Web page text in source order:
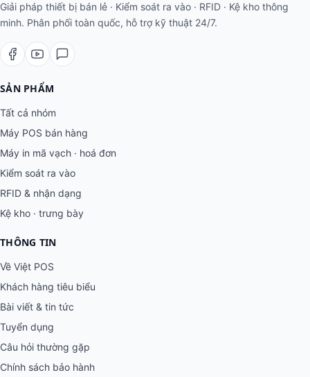
Giải pháp thiết bị bán lẻ · Kiểm soát ra vào · RFID · Kệ kho thông
minh. Phân phối toàn quốc, hỗ trợ kỹ thuật 24/7.
SẢN PHẨM
Tất cả nhóm
Máy POS bán hàng
Máy in mã vạch · hoá đơn
Kiểm soát ra vào
RFID & nhận dạng
Kệ kho · trưng bày
THÔNG TIN
Về Việt POS
Khách hàng tiêu biểu
Bài viết & tin tức
Tuyển dụng
Câu hỏi thường gặp
Chính sách bảo hành